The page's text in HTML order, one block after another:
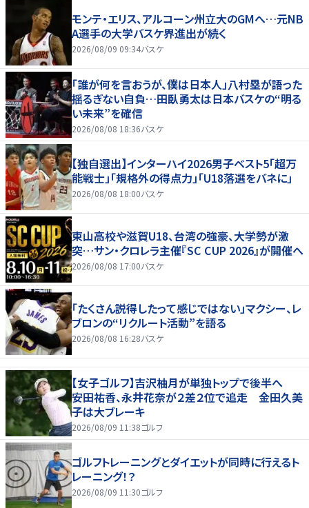
モンテ・エリス、アルコーン州立大のGMへ…元NB
A選手の大学バスケ界進出が続く
2026/08/09 09:34バスケ
「誰が何を言おうが、僕は日本人」八村塁が語った
揺るぎない自負…田臥勇太は日本バスケの“明る
い未来”を確信
2026/08/08 18:36バスケ
【独自選出】インターハイ2026男子ベスト5「超万
能戦士」「規格外の得点力」「U18落選をバネに」
2026/08/08 18:00バスケ
東山高校や滋賀U18、台湾の強豪、大学勢が激
突…サン・クロレラ主催『SC CUP 2026』が開催へ
2026/08/08 17:00バスケ
「たくさん説得したって感じではない」マクシー、レ
ブロンの“リクルート活動”を語る
2026/08/08 16:28バスケ
【女子ゴルフ】吉沢柚月が単独トップで後半へ
安田祐香、永井花奈が２差２位で追走 金田久美
子は大ブレーキ
2026/08/09 11:38ゴルフ
ゴルフトレーニングとダイエットが同時に行えるト
レーニング！？
2026/08/09 11:30ゴルフ